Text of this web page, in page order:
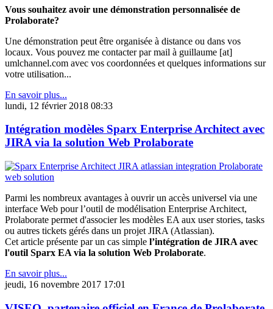
Vous souhaitez avoir une démonstration personnalisée de
Prolaborate?
Une démonstration peut être organisée à distance ou dans vos
locaux. Vous pouvez me contacter par mail à guillaume [at]
umlchannel.com avec vos coordonnées et quelques informations sur
votre utilisation...
En savoir plus...
lundi, 12 février 2018 08:33
Intégration modèles Sparx Enterprise Architect avec
JIRA via la solution Web Prolaborate
Parmi les nombreux avantages à ouvrir un accès universel via une
interface Web pour l’outil de modélisation Enterprise Architect,
Prolaborate permet d'associer les modèles EA aux user stories, tasks
ou autres tickets gérés dans un projet JIRA (Atlassian).
Cet article présente par un cas simple l’intégration de JIRA avec
l'outil Sparx EA via la solution Web Prolaborate.
En savoir plus...
jeudi, 16 novembre 2017 17:01